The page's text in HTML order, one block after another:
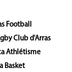
Football
Club d'Arras
Athlétisme
Basket